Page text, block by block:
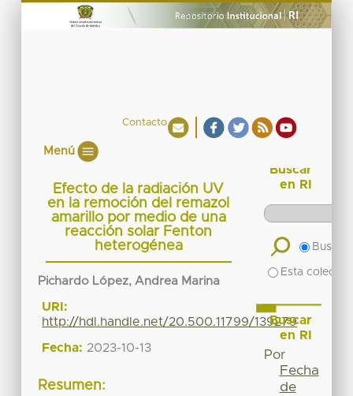
Contacto
Menú
Efecto de la radiación UV
en la remoción del remazol
amarillo por medio de una
reacción solar Fenton
heterogénea
Pichardo López, Andrea Marina
URI:
http://hdl.handle.net/20.500.11799/139279
Fecha: 2023-10-13
Resumen:
Buscar
en RI
Buscar
Esta
Buscar
en RI
Por
Fecha
de